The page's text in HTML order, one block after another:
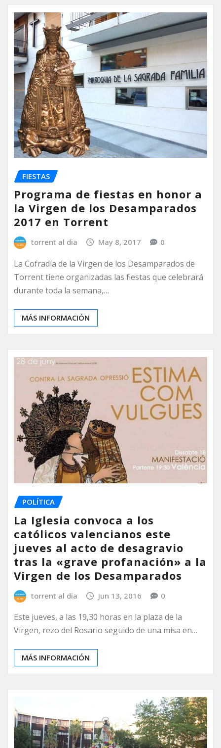
FIESTAS
Programa de fiestas en honor a
la Virgen de los Desamparados
2017 en Torrent
torrent al dia May 8, 2017 0
La Cofradía de la Virgen de los Desamparados de
Torrent tiene organizadas las fiestas que celebrará
durante toda la semana,…
MÁS INFORMACIÓN
POLÍTICA
La Iglesia convoca a los
católicos valencianos este
jueves al acto de desagravio
tras la «grave profanación» a la
Virgen de los Desamparados
torrent al dia Jun 13, 2016 0
Este jueves, a las 19,30 horas en la plaza de la
Virgen, rezo del Rosario seguido de una misa en…
MÁS INFORMACIÓN